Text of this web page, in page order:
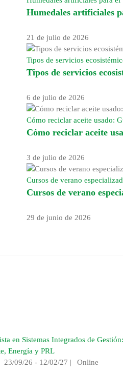
Humedales artificiales
21 de julio de 2026
Tipos de servicios
Tipos de servicios
6 de julio de 2026
Cómo reciclar aceite usado:
Cómo reciclar aceite
3 de julio de 2026
Cursos de verano
Cursos de verano
29 de junio de 2026
en Sistemas Integrados de
Energía y PRL
23/09/26 - 12/02/27 | Online